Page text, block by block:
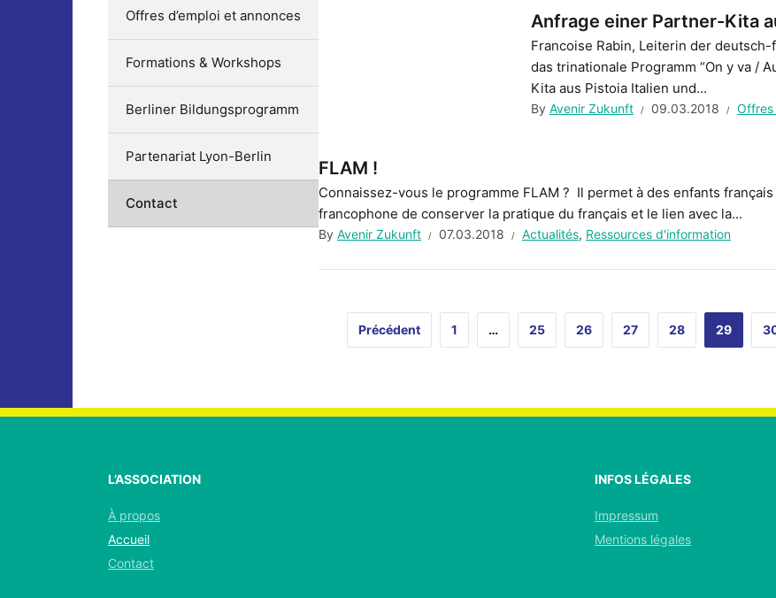
Anfrage einer Partner-Kita
Francoise Rabin, Leiterin der
das trinationale Programm “On y va /
Kita aus Pistoia Italien und...
By Avenir Zukunft 09.03.2018 Offres
FLAM !
Connaissez-vous le programme FLAM ? Il permet à des enfants
francophone de conserver la pratique du français et le lien avec la...
By Avenir Zukunft 07.03.2018 Actualités, Ressources d'information
Précédent 1 … 25 26 27 28 29
Offres d’emploi et annonces
Formations & Workshops
Berliner Bildungsprogramm
Partenariat Lyon-Berlin
Contact
L’ASSOCIATION
À propos
Accueil
Contact
INFOS LÉGALES
Impressum
Mentions légales